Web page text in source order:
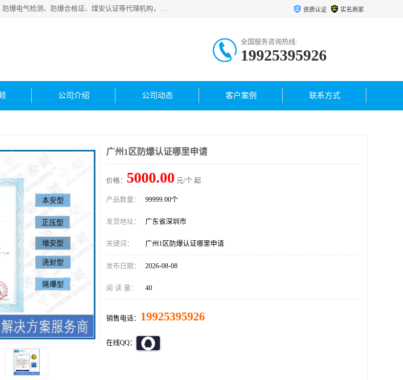
深圳中诺检测技术有限公司是一家专注IECEx防爆认证、ATEX防爆认证、防爆电气检测、防爆合格证、煤安认证等代理机构，可为客户提供从防爆设计、认证、现场检查、工程施工改造、培训等一站式服务。 资质认证 实名商家
全国服务咨询热线:
19925395926
公司介绍 公司动态 客户案例 联系方式
广州1区防爆认证哪里申请
价格： 5000.00 元/个 起
产品数量： 99999.00个
发货地址： 广东省深圳市
关键词： 广州1区防爆认证哪里申请
发布日期： 2026-08-08
阅 读 量： 40
销售电话： 19925395926
在线QQ：